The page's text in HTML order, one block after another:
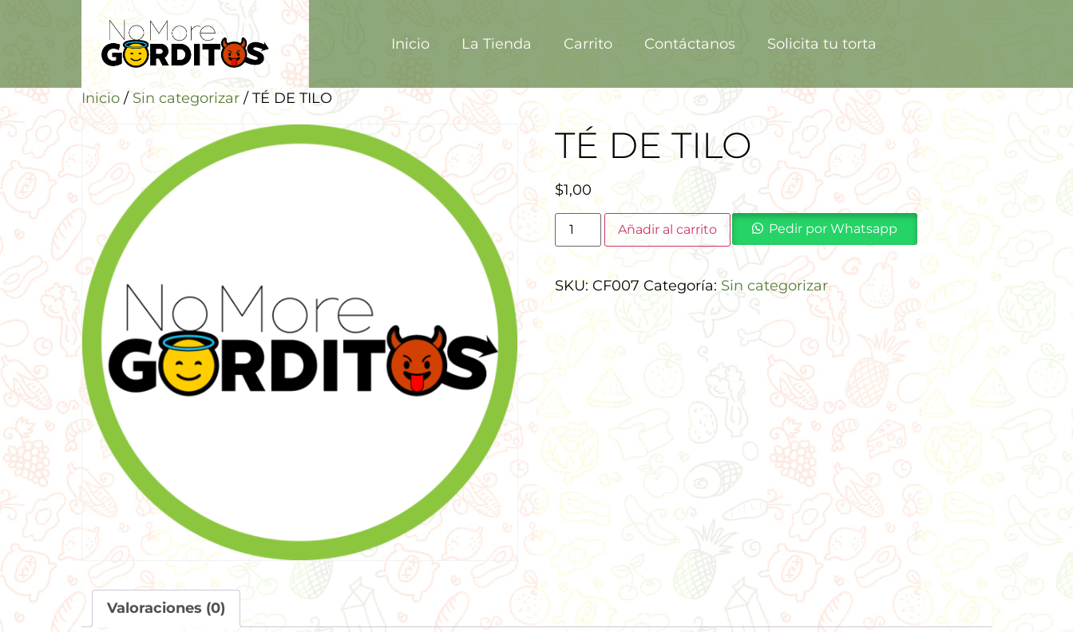
Inicio La Tienda Carrito Contáctanos Solicita tu torta
Inicio /Sin categorizar / TÉ DE TILO
TÉ DE TILO
$1,00
Añadir al carrito Pedir por Whatsapp
SKU:CF007 Categoría: Sin categorizar
Valoraciones (0)